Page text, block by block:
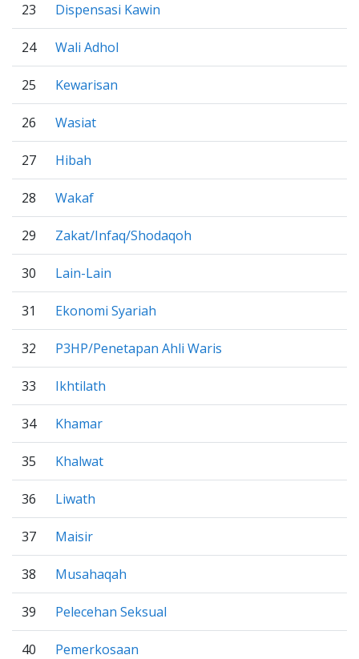
23 Dispensasi Kawin
24 Wali Adhol
25 Kewarisan
26 Wasiat
27 Hibah
28 Wakaf
29 Zakat/Infaq/Shodaqoh
30 Lain-Lain
31 Ekonomi Syariah
32 P3HP/Penetapan Ahli Waris
33 Ikhtilath
34 Khamar
35 Khalwat
36 Liwath
37 Maisir
38 Musahaqah
39 Pelecehan Seksual
40 Pemerkosaan